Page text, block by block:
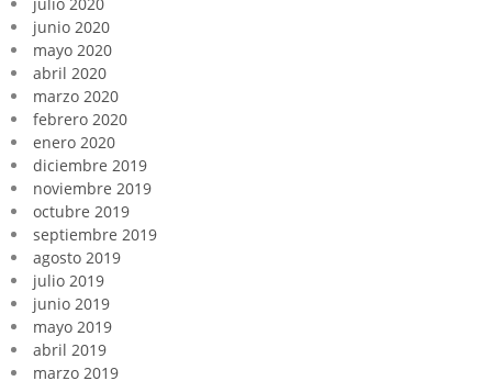
junio 2020
mayo 2020
abril 2020
marzo 2020
febrero 2020
enero 2020
diciembre 2019
noviembre 2019
octubre 2019
septiembre 2019
agosto 2019
julio 2019
junio 2019
mayo 2019
abril 2019
marzo 2019